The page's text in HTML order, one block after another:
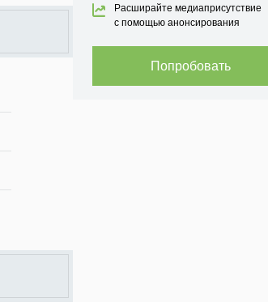
Расширайте медиаприсутствие
с помощью анонсирования
Попробовать